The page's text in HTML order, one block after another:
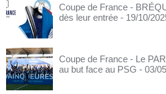
Coupe de France -
dès leur entrée - 19/10/
Coupe de France - Le
au but face au PSG - 03/